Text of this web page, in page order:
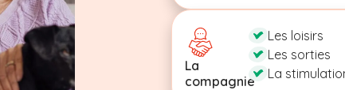
La
compagnie
Les loisirs
Les sorties
La